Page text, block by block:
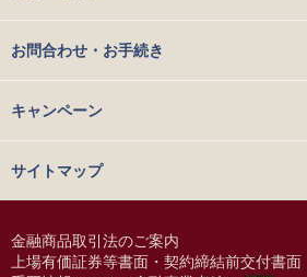
お問合わせ・お手続き
キャンペーン
サイトマップ
金融商品取引法のご案内
上場有価証券等書面・契約締結前交付書面